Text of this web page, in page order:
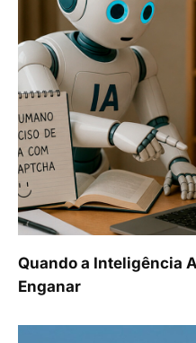
Quando a Inteligência
Enganar